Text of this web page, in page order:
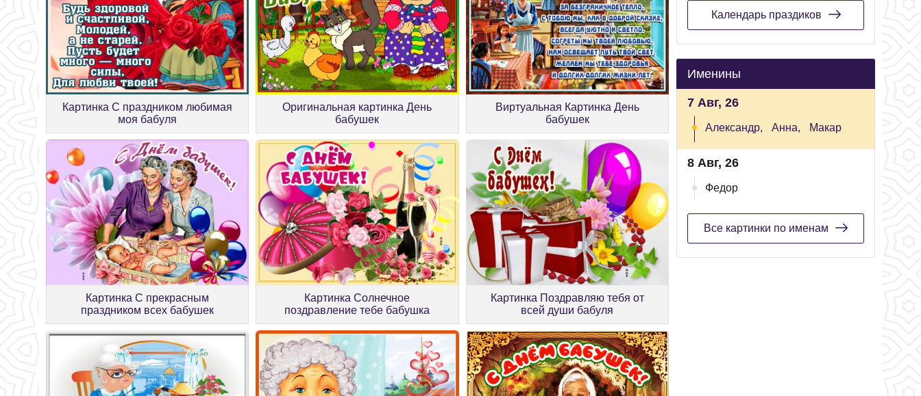
Картинка С праздником любимая
моя бабуля
Оригинальная картинка День
бабушек
Виртуальная Картинка День
бабушек
Картинка С прекрасным
праздником всех бабушек
Картинка Солнечное
поздравление тебе бабушка
Картинка Поздравляю тебя от
всей души бабуля
Календарь праздиков
Именины
7 Авг, 26
Александр, Анна, Макар
8 Авг, 26
Федор
Все картинки по именам